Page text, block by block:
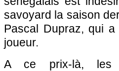
savoyard la saison
Pascal Dupraz, qui
joueur.
A ce prix-là, les